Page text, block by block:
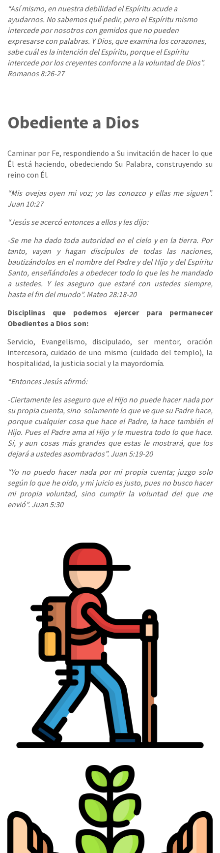
“Así mismo, en nuestra debilidad el Espíritu acude a
ayudarnos. No sabemos qué pedir, pero el Espíritu mismo
intercede por nosotros con gemidos que no pueden
expresarse con palabras. Y Dios, que examina los corazones,
sabe cuál es la intención del Espíritu, porque el Espíritu
intercede por los creyentes conforme a la voluntad de Dios”.
Romanos 8:26-27
Obediente a Dios
Caminar por Fe, respondiendo a Su invitación de hacer lo que
Él está haciendo, obedeciendo Su Palabra, construyendo su
reino con Él.
“Mis ovejas oyen mi voz; yo las conozco y ellas me siguen”.
Juan 10:27
“Jesús se acercó entonces a ellos y les dijo:
-Se me ha dado toda autoridad en el cielo y en la tierra. Por
tanto, vayan y hagan discípulos de todas las naciones,
bautizándolos en el nombre del Padre y del Hijo y del Espíritu
Santo, enseñándoles a obedecer todo lo que les he mandado
a ustedes. Y les aseguro que estaré con ustedes siempre,
hasta el fin del mundo”. Mateo 28:18-20
Disciplinas que podemos ejercer para permanecer
Obedientes a Dios son:
Servicio, Evangelismo, discipulado, ser mentor, oración
intercesora, cuidado de uno mismo (cuidado del templo), la
hospitalidad, la justicia social y la mayordomía.
“Entonces Jesús afirmó:
-Ciertamente les aseguro que el Hijo no puede hacer nada por
su propia cuenta, sino solamente lo que ve que su Padre hace,
porque cualquier cosa que hace el Padre, la hace también el
Hijo. Pues el Padre ama al Hijo y le muestra todo lo que hace.
Sí, y aun cosas más grandes que estas le mostrará, que los
dejará a ustedes asombrados”. Juan 5:19-20
“Yo no puedo hacer nada por mi propia cuenta; juzgo solo
según lo que he oido, y mi juicio es justo, pues no busco hacer
mi propia voluntad, sino cumplir la voluntad del que me
envió”. Juan 5:30